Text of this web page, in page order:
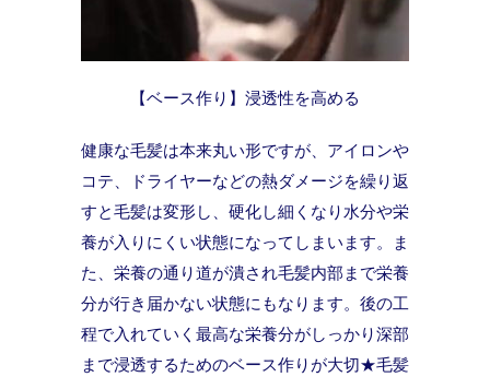
【ベース作り】浸透性を高める
健康な毛髪は本来丸い形ですが、アイロンや
コテ、ドライヤーなどの熱ダメージを繰り返
すと毛髪は変形し、硬化し細くなり水分や栄
養が入りにくい状態になってしまいます。ま
た、栄養の通り道が潰され毛髪内部まで栄養
分が行き届かない状態にもなります。後の工
程で入れていく最高な栄養分がしっかり深部
まで浸透するためのベース作りが大切★毛髪